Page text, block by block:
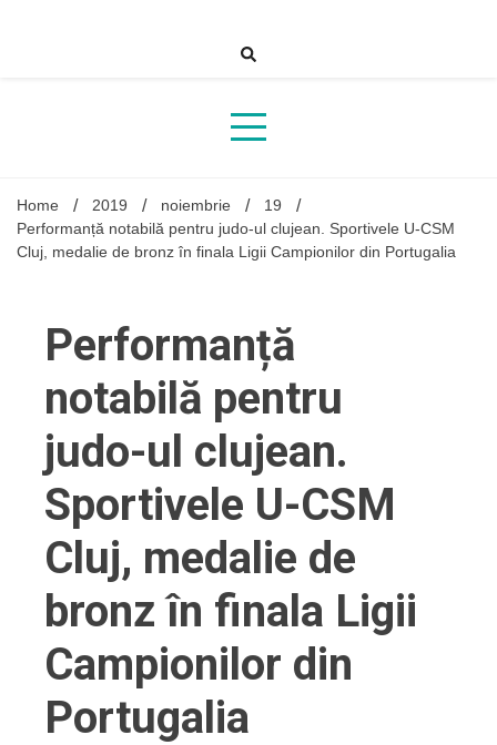
Home 2019 noiembrie
19
Performanță notabilă pentru judo-ul clujean. Sportivele U-CSM
Cluj, medalie de bronz în finala Ligii Campionilor din Portugalia
Performanță
notabilă pentru
judo-ul clujean.
Sportivele U-CSM
Cluj, medalie de
bronz în finala Ligii
Campionilor din
Portugalia